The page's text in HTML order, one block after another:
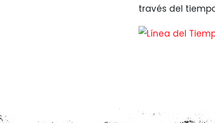
través del